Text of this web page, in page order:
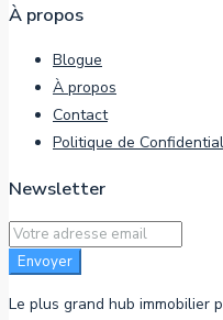
À propos
Blogue
À propos
Contact
Politique de
Newsletter
Envoyer
Le plus grand hub immobilier